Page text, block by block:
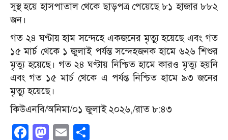
সুস্থ হয়ে হাসপাতাল থেকে ছাড়পত্র পেয়েছে ৮১ হাজার ৮৮২
জন।
গত ২৪ ঘণ্টায় হাম সন্দেহে একজনের মৃত্যু হয়েছে এবং গত
১৫ মার্চ থেকে ১ জুলাই পর্যন্ত সন্দেহজনক হামে ৬২৬ শিশুর
মৃত্যু হয়েছে। গত ২৪ ঘণ্টায় নিশ্চিত হামে কারও মৃত্যু হয়নি
এবং গত ১৫ মার্চ থেকে এ পর্যন্ত নিশ্চিত হামে ৯৩ জনের
মৃত্যু হয়েছে।
কিউএনবি/অনিমা/০১ জুলাই ২০২৬,/রাত ৮:৪৩
Facebook
Mastodon
Email